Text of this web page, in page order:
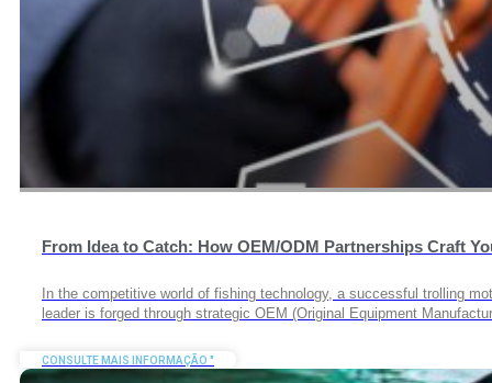
From Idea to Catch: How OEM/ODM Partnerships Craft
In the competitive world of fishing technology, a successful trolling
leader is forged through strategic OEM (Original Equipment
CONSULTE MAIS INFORMAÇÃO "